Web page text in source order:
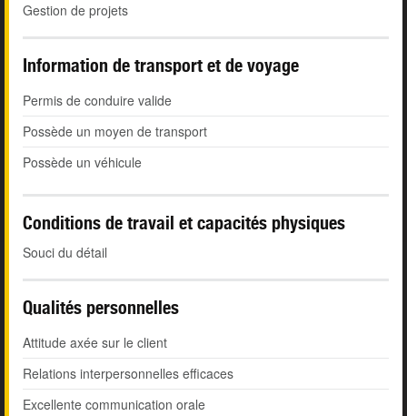
Gestion de projets
Information de transport et de voyage
Permis de conduire valide
Possède un moyen de transport
Possède un véhicule
Conditions de travail et capacités physiques
Souci du détail
Qualités personnelles
Attitude axée sur le client
Relations interpersonnelles efficaces
Excellente communication orale